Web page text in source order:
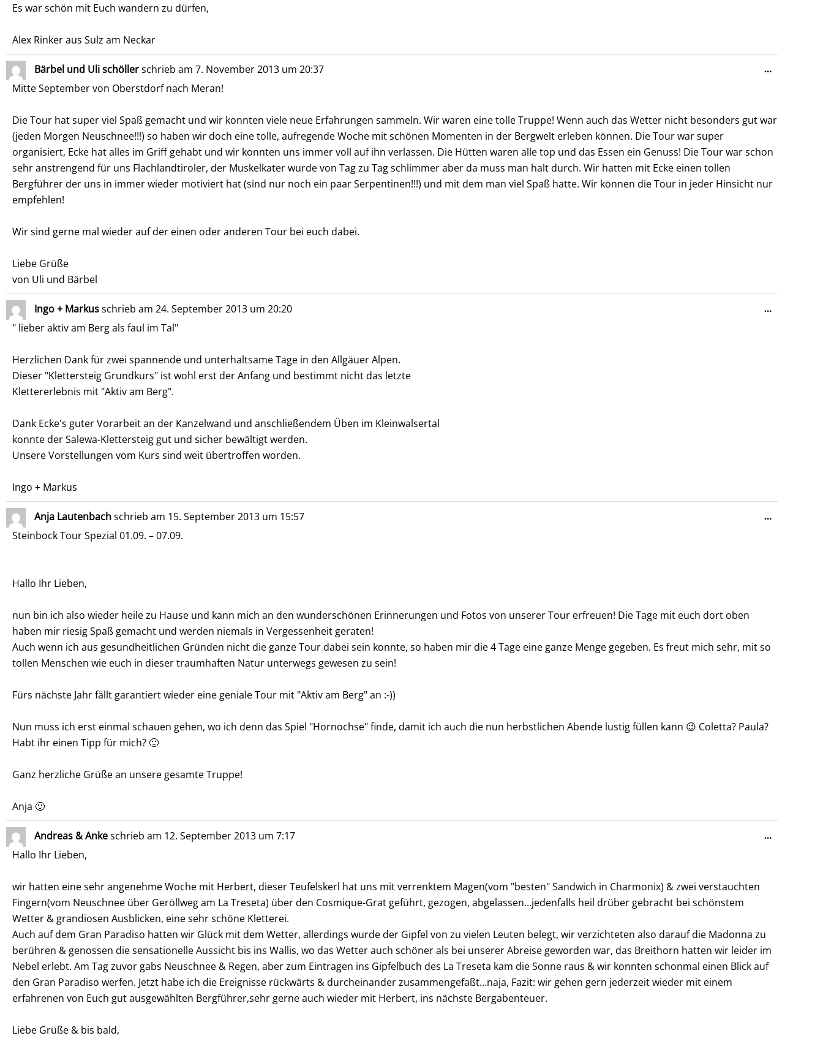
Es war schön mit Euch wandern zu dürfen,
Alex Rinker aus Sulz am Neckar
Bärbel und Uli schöllerschrieb am 7. November 2013 um 20:37
Mitte September von Oberstdorf nach Meran!
Die Tour hat super viel Spaß gemacht und wir konnten viele neue Erfahrungen sammeln. Wir waren eine tolle Truppe! Wenn auch das Wetter nicht besonders gut war
(jeden Morgen Neuschnee!!!) so haben wir doch eine tolle, aufregende Woche mit schönen Momenten in der Bergwelt erleben können. Die Tour war super
organisiert, Ecke hat alles im Griff gehabt und wir konnten uns immer voll auf ihn verlassen. Die Hütten waren alle top und das Essen ein Genuss! Die Tour war schon
sehr anstrengend für uns Flachlandtiroler, der Muskelkater wurde von Tag zu Tag schlimmer aber da muss man halt durch. Wir hatten mit Ecke einen tollen
Bergführer der uns in immer wieder motiviert hat (sind nur noch ein paar Serpentinen!!!) und mit dem man viel Spaß hatte. Wir können die Tour in jeder Hinsicht nur
empfehlen!
Wir sind gerne mal wieder auf der einen oder anderen Tour bei euch dabei.
Liebe Grüße
von Uli und Bärbel
…
Ingo + Markusschrieb am 24. September 2013 um 20:20
" lieber aktiv am Berg als faul im Tal"
Herzlichen Dank für zwei spannende und unterhaltsame Tage in den Allgäuer Alpen.
Dieser "Klettersteig Grundkurs" ist wohl erst der Anfang und bestimmt nicht das letzte
Klettererlebnis mit "Aktiv am Berg".
Dank Ecke's guter Vorarbeit an der Kanzelwand und anschließendem Üben im Kleinwalsertal
konnte der Salewa-Klettersteig gut und sicher bewältigt werden.
Unsere Vorstellungen vom Kurs sind weit übertroffen worden.
Ingo + Markus
…
Anja Lautenbachschrieb am 15. September 2013 um 15:57
Steinbock Tour Spezial 01.09. – 07.09.
Hallo Ihr Lieben,
nun bin ich also wieder heile zu Hause und kann mich an den wunderschönen Erinnerungen und Fotos von unserer Tour erfreuen! Die Tage mit euch dort oben
haben mir riesig Spaß gemacht und werden niemals in Vergessenheit geraten!
Auch wenn ich aus gesundheitlichen Gründen nicht die ganze Tour dabei sein konnte, so haben mir die 4 Tage eine ganze Menge gegeben. Es freut mich sehr, mit so
tollen Menschen wie euch in dieser traumhaften Natur unterwegs gewesen zu sein!
Fürs nächste Jahr fällt garantiert wieder eine geniale Tour mit "Aktiv am Berg" an :-))
Nun muss ich erst einmal schauen gehen, wo ich denn das Spiel "Hornochse" finde, damit ich auch die nun herbstlichen Abende lustig füllen kann 😉 Coletta? Paula?
Habt ihr einen Tipp für mich? 🙂
Ganz herzliche Grüße an unsere gesamte Truppe!
Anja 🙂
…
Andreas & Ankeschrieb am 12. September 2013 um 7:17
Hallo Ihr Lieben,
wir hatten eine sehr angenehme Woche mit Herbert, dieser Teufelskerl hat uns mit verrenktem Magen(vom "besten" Sandwich in Charmonix) & zwei verstauchten
Fingern(vom Neuschnee über Geröllweg am La Treseta) über den Cosmique-Grat geführt, gezogen, abgelassen…jedenfalls heil drüber gebracht bei schönstem
Wetter & grandiosen Ausblicken, eine sehr schöne Kletterei.
Auch auf dem Gran Paradiso hatten wir Glück mit dem Wetter, allerdings wurde der Gipfel von zu vielen Leuten belegt, wir verzichteten also darauf die Madonna zu
berühren & genossen die sensationelle Aussicht bis ins Wallis, wo das Wetter auch schöner als bei unserer Abreise geworden war, das Breithorn hatten wir leider im
Nebel erlebt. Am Tag zuvor gabs Neuschnee & Regen, aber zum Eintragen ins Gipfelbuch des La Treseta kam die Sonne raus & wir konnten schonmal einen Blick auf
den Gran Paradiso werfen. Jetzt habe ich die Ereignisse rückwärts & durcheinander zusammengefaßt…naja, Fazit: wir gehen gern jederzeit wieder mit einem
erfahrenen von Euch gut ausgewählten Bergführer,sehr gerne auch wieder mit Herbert, ins nächste Bergabenteuer.
Liebe Grüße & bis bald,
…